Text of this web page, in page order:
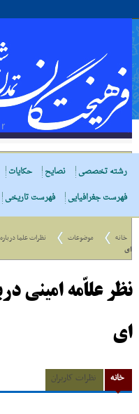
رشته تخصصی
نصایح حکایات
فهرست جغرافیایی
فهرست تاریخی
خانه موضوعات نظرات علما
ای
نظر علاّمه امینى
ای
خانه نظرات کاربران